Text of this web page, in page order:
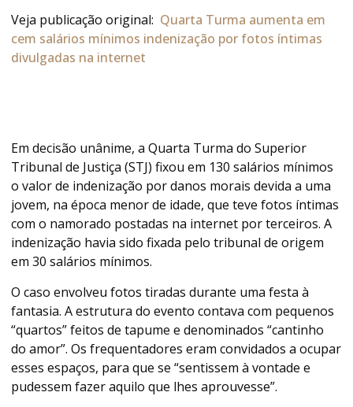
Veja publicação original: Quarta Turma aumenta em
cem salários mínimos indenização por fotos íntimas
divulgadas na internet
Em decisão unânime, a Quarta Turma do Superior
Tribunal de Justiça (STJ) fixou em 130 salários mínimos
o valor de indenização por danos morais devida a uma
jovem, na época menor de idade, que teve fotos íntimas
com o namorado postadas na internet por terceiros. A
indenização havia sido fixada pelo tribunal de origem
em 30 salários mínimos.
O caso envolveu fotos tiradas durante uma festa à
fantasia. A estrutura do evento contava com pequenos
“quartos” feitos de tapume e denominados “cantinho
do amor”. Os frequentadores eram convidados a ocupar
esses espaços, para que se “sentissem à vontade e
pudessem fazer aquilo que lhes aprouvesse”.